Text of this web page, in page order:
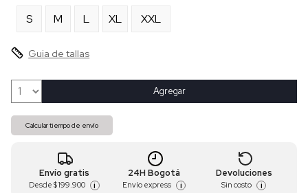
S
M L XL XXL
Guia de tallas
Agregar
Calcular tiempo de envío
Envío gratis
Desde $ 199.900 i
24H Bogotá
Envío express i
Devoluciones
Sin costo i